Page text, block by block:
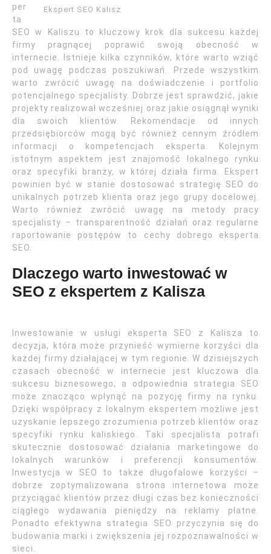
Ekspert SEO Kalisz
per
ta
SEO w Kaliszu to kluczowy krok dla sukcesu każdej
firmy pragnącej poprawić swoją obecność w
internecie. Istnieje kilka czynników, które warto wziąć
pod uwagę podczas poszukiwań. Przede wszystkim
warto zwrócić uwagę na doświadczenie i portfolio
potencjalnego specjalisty. Dobrze jest sprawdzić, jakie
projekty realizował wcześniej oraz jakie osiągnął wyniki
dla swoich klientów. Rekomendacje od innych
przedsiębiorców mogą być również cennym źródłem
informacji o kompetencjach eksperta. Kolejnym
istotnym aspektem jest znajomość lokalnego rynku
oraz specyfiki branży, w której działa firma. Ekspert
powinien być w stanie dostosować strategię SEO do
unikalnych potrzeb klienta oraz jego grupy docelowej.
Warto również zwrócić uwagę na metody pracy
specjalisty – transparentność działań oraz regularne
raportowanie postępów to cechy dobrego eksperta
SEO.
Dlaczego warto inwestować w
SEO z ekspertem z Kalisza
Inwestowanie w usługi eksperta SEO z Kalisza to
decyzja, która może przynieść wymierne korzyści dla
każdej firmy działającej w tym regionie. W dzisiejszych
czasach obecność w internecie jest kluczowa dla
sukcesu biznesowego, a odpowiednia strategia SEO
może znacząco wpłynąć na pozycję firmy na rynku.
Dzięki współpracy z lokalnym ekspertem możliwe jest
uzyskanie lepszego zrozumienia potrzeb klientów oraz
specyfiki rynku kaliskiego. Taki specjalista potrafi
skutecznie dostosować działania marketingowe do
lokalnych warunków i preferencji konsumentów.
Inwestycja w SEO to także długofalowe korzyści –
dobrze zoptymalizowana strona internetowa może
przyciągać klientów przez długi czas bez konieczności
ciągłego wydawania pieniędzy na reklamy płatne.
Ponadto efektywna strategia SEO przyczynia się do
budowania marki i zwiększenia jej rozpoznawalności w
sieci.